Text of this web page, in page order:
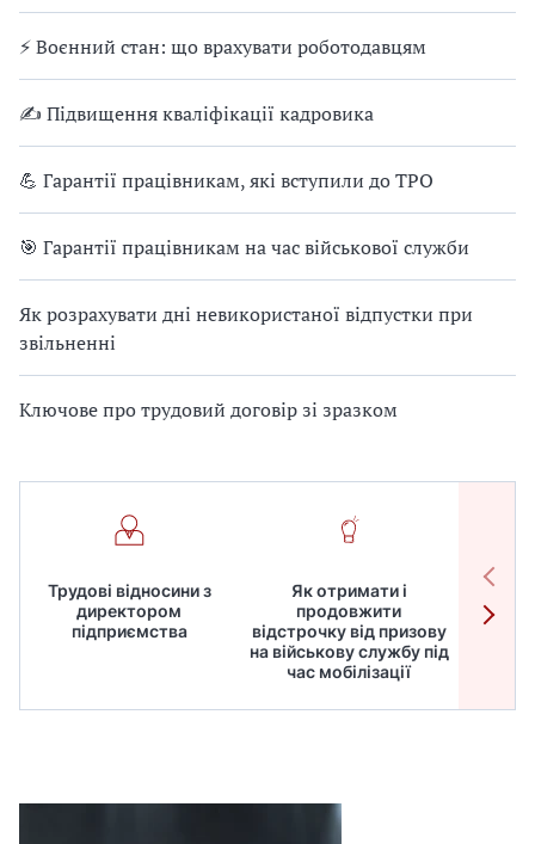
⚡ Воєнний стан: що врахувати роботодавцям
✍ Підвищення кваліфікації кадровика
💪 Гарантії працівникам, які вступили до ТРО
🎯 Гарантії працівникам на час військової служби
Як розрахувати дні невикористаної відпустки при
звільненні
Ключове про трудовий договір зі зразком
Трудові відносини з
директором
підприємства
Як отримати і
продовжити
відстрочку від призову
на військову службу під
час мобілізації